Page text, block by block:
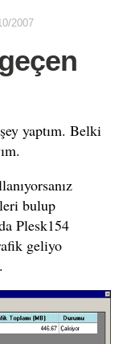
2007
yaptım. Belki
bulup
Plesk154
geliyo